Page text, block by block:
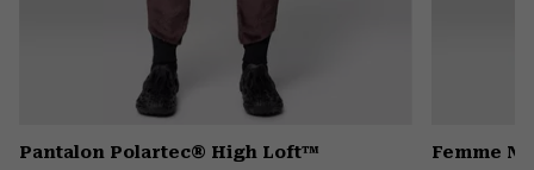
Pantalon Polartec® High Loft™ Femme